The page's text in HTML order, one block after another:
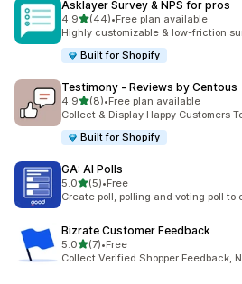
Asklayer Survey & NPS for pros
4.9별 5개 중
(44)
총 리뷰 44개
•Free plan available
Highly customizable & low-friction
Built for Shopify
Testimony ‑ Reviews by Centous
4.9별 5개 중
(8)
총 리뷰 8개
•Free plan available
Collect & Display Happy Customers
Built for Shopify
GA: AI Polls
5.0별 5개 중
(5)
총 리뷰 5개
•Free
Create poll, polling and voting poll to
Bizrate Customer Feedback
5.0별 5개 중
(7)
총 리뷰 7개
•Free
Collect Verified Shopper Feedback,